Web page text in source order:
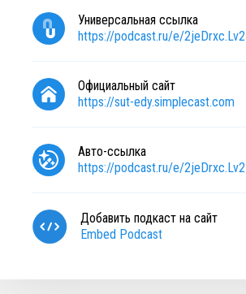
Универсальная ссылка
https://podcast.ru/e/2jeDrxc.Lv2
Официальный сайт
https://sut-edy.simplecast.com
Авто-ссылка
https://podcast.ru/e/
Добавить подкаст на сайт
Embed Podcast